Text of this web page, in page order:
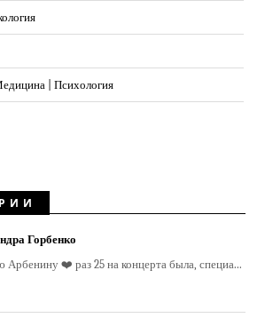
| Психология
Горбенко
❤️ раз 25 на концерта была, специа...